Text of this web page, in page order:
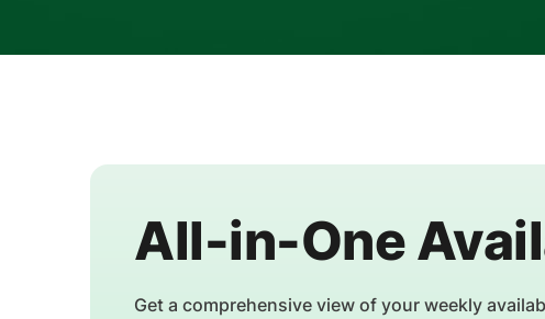
All-in-One
Get a comprehensive view of your weekly